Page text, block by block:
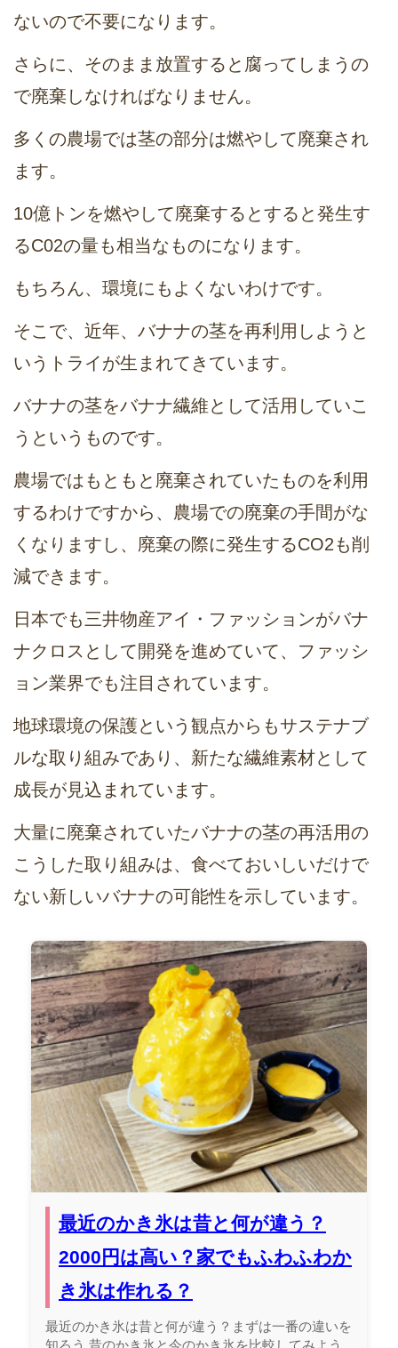
ないので不要になります。
さらに、そのまま放置すると腐ってしまうの
で廃棄しなければなりません。
多くの農場では茎の部分は燃やして廃棄され
ます。
10億トンを燃やして廃棄するとすると発生す
るC02の量も相当なものになります。
もちろん、環境にもよくないわけです。
そこで、近年、バナナの茎を再利用しようと
いうトライが生まれてきています。
バナナの茎をバナナ繊維として活用していこ
うというものです。
農場ではもともと廃棄されていたものを利用
するわけですから、農場での廃棄の手間がな
くなりますし、廃棄の際に発生するCO2も削
減できます。
日本でも三井物産アイ・ファッションがバナ
ナクロスとして開発を進めていて、ファッシ
ョン業界でも注目されています。
地球環境の保護という観点からもサステナブ
ルな取り組みであり、新たな繊維素材として
成長が見込まれています。
大量に廃棄されていたバナナの茎の再活用の
こうした取り組みは、食べておいしいだけで
ない新しいバナナの可能性を示しています。
最近のかき氷は昔と何が違う？
2000円は高い？家でもふわふわか
き氷は作れる？
最近のかき氷は昔と何が違う？まずは一番の違いを